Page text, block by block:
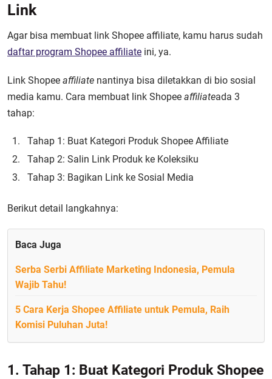
Link
Agar bisa membuat link Shopee affiliate, kamu harus sudah
daftar program Shopee affiliate ini, ya.
Link Shopee affiliate nantinya bisa diletakkan di bio sosial
media kamu. Cara membuat link Shopee affiliateada 3
tahap:
Tahap 1: Buat Kategori Produk Shopee Affiliate
Tahap 2: Salin Link Produk ke Koleksiku
Tahap 3: Bagikan Link ke Sosial Media
Berikut detail langkahnya:
Baca Juga
Serba Serbi Affiliate Marketing Indonesia, Pemula
Wajib Tahu!
5 Cara Kerja Shopee Affiliate untuk Pemula, Raih
Komisi Puluhan Juta!
1. Tahap 1: Buat Kategori Produk Shopee